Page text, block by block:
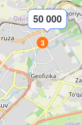
50 000
3